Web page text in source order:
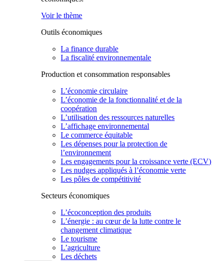
Voir le thème
Outils économiques
La finance durable
La fiscalité environnementale
Production et consommation responsables
L’économie circulaire
L’économie de la fonctionnalité et de la
coopération
L’utilisation des ressources naturelles
L’affichage environnemental
Le commerce équitable
Les dépenses pour la protection de
l’environnement
Les engagements pour la croissance verte (ECV)
Les nudges appliqués à l’économie verte
Les pôles de compétitivité
Secteurs économiques
L’écoconception des produits
L’énergie : au cœur de la lutte contre le
changement climatique
Le tourisme
L’agriculture
Les déchets